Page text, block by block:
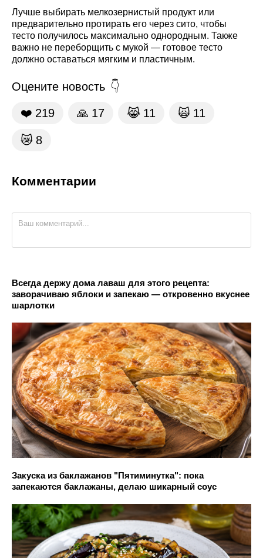
Лучше выбирать мелкозернистый продукт или
предварительно протирать его через сито, чтобы
тесто получилось максимально однородным. Также
важно не переборщить с мукой — готовое тесто
должно оставаться мягким и пластичным.
Оцените новость
❤️ 219 🙏 17 😹 11 🙀 11
😿 8
Комментарии
Всегда держу дома лаваш для этого рецепта:
заворачиваю яблоки и запекаю — откровенно вкуснее
шарлотки
Закуска из баклажанов "Пятиминутка": пока
запекаются баклажаны, делаю шикарный соус